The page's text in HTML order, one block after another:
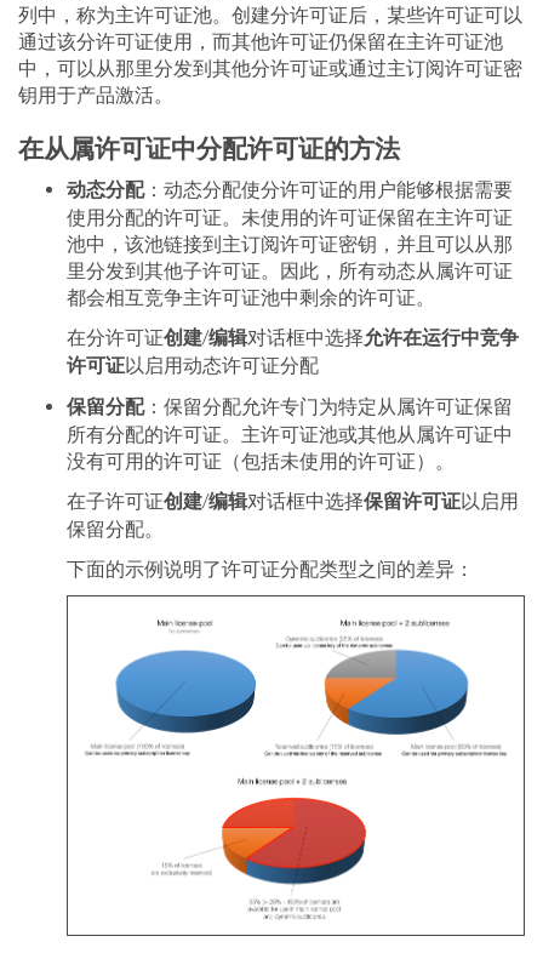
列中，称为主许可证池。创建分许可证后，某些许可证可以
通过该分许可证使用，而其他许可证仍保留在主许可证池
中，可以从那里分发到其他分许可证或通过主订阅许可证密
钥用于产品激活。
在从属许可证中分配许可证的方法
动态分配：动态分配使分许可证的用户能够根据需要
使用分配的许可证。未使用的许可证保留在主许可证
池中，该池链接到主订阅许可证密钥，并且可以从那
里分发到其他子许可证。因此，所有动态从属许可证
都会相互竞争主许可证池中剩余的许可证。
在分许可证创建/编辑对话框中选择允许在运行中竞争
许可证以启用动态许可证分配
保留分配：保留分配允许专门为特定从属许可证保留
所有分配的许可证。主许可证池或其他从属许可证中
没有可用的许可证（包括未使用的许可证）。
在子许可证创建/编辑对话框中选择保留许可证以启用
保留分配。
下面的示例说明了许可证分配类型之间的差异：